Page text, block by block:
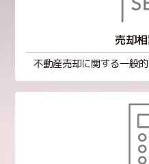
売却
不動産売却に関する一般